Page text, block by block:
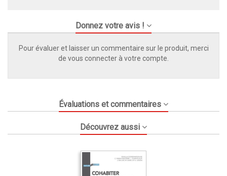
Donnez votre avis !
Pour évaluer et laisser un commentaire sur le produit, merci
de vous connecter à votre compte.
Évaluations et commentaires
Découvrez aussi